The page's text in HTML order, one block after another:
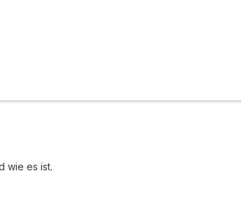
wie es ist.